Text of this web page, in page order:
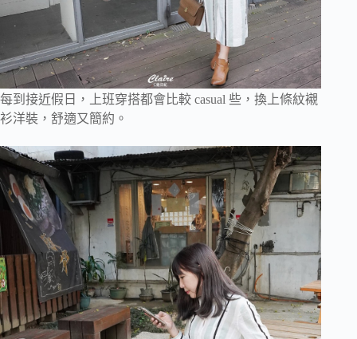
每到接近假日，上班穿搭都會比較 casual 些，換上條紋襯
衫洋裝，舒適又簡約。